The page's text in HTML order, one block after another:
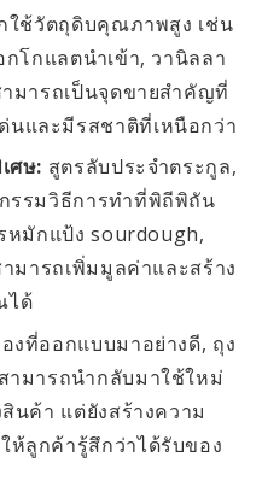
ใช้วัตถุดิบคุณภาพสูง เช่น
กโกแลตนำเข้า, วานิลลา
มารถเป็นจุดขายสำคัญที่
และมีรสชาติที่เหนือกว่า
ศษ: สูตรลับประจำตระกูล,
รรมวิธีการทำที่พิถีพิถัน
หมักแป้ง sourdough,
มารถเพิ่มมูลค่าและสร้าง
ได้
งที่ออกแบบมาอย่างดี, ถุง
มารถนำกลับมาใช้ใหม่
นค้า แต่ยังสร้างความ
ห้ลูกค้ารู้สึกว่าได้รับของ